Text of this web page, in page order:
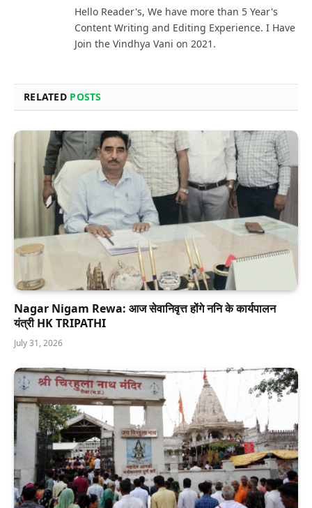
Hello Reader's, We have more than 5 Year's
Content Writing and Editing Experience. I Have
Join the Vindhya Vani on 2021.
RELATED POSTS
Nagar Nigam Rewa: आज सेवानिवृत्त होंगे ननि के कार्यपालन
यंत्री HK TRIPATHI
July 31, 2026